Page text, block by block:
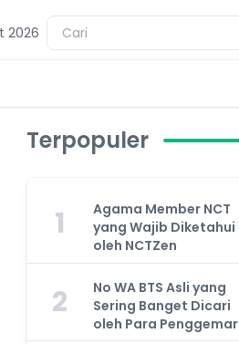
2026
Terpopuler
1
Agama Member NCT
yang Wajib Diketahui
oleh NCTZen
2
No WA BTS Asli yang
Sering Banget Dicari
oleh Para Penggemar